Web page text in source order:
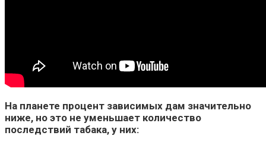
На планете процент зависимых дам значительно
ниже, но это не уменьшает количество
последствий табака, у них: